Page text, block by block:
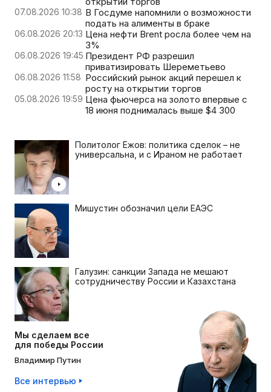
07.08.2026 10:38 В Госдуме напомнили о возможности
подать на алименты в браке
06.08.2026 20:13 Цена нефти Brent росла более чем на
3%
06.08.2026 19:45 Президент РФ разрешил
приватизировать Шереметьево
06.08.2026 11:58 Российский рынок акций перешел к
росту на открытии торгов
05.08.2026 19:59 Цена фьючерса на золото впервые с
18 июня поднималась выше $4 300
Политолог Ежов: политика сделок – не
универсальна, и с Ираном не работает
Мишустин обозначил цели ЕАЭС
Галузин: санкции Запада не мешают
сотрудничеству России и Казахстана
Мы сделаем все
для победы России
Владимир Путин
Все интервью